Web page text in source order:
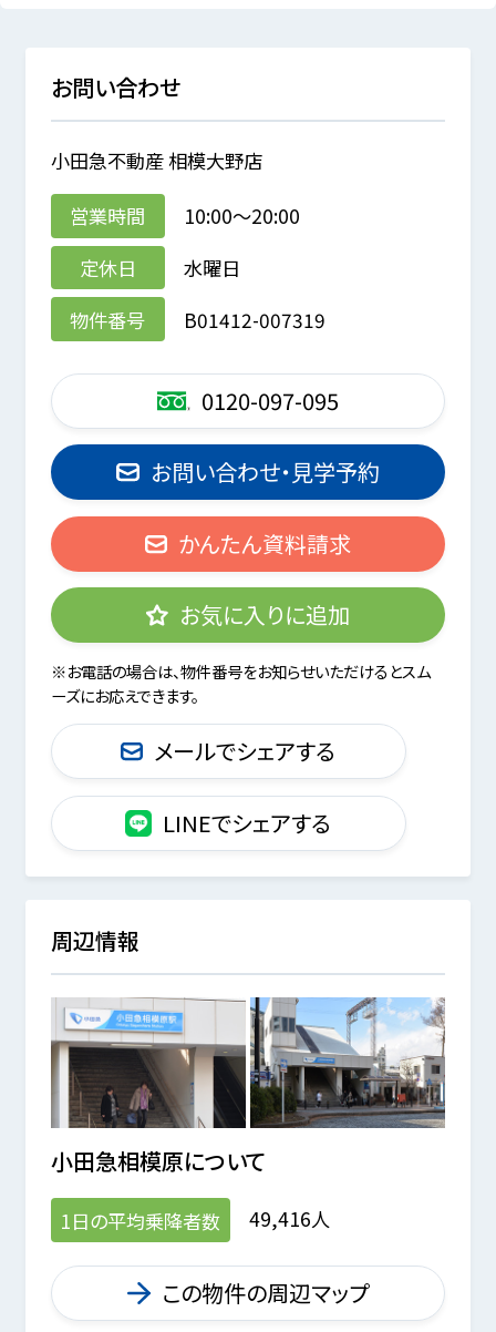
お問い合わせ
小田急不動産 相模大野店
営業時間
10:00～20:00
定休日
水曜日
物件番号
B01412-007319
0120-097-095
お問い合わせ・見学予約
かんたん資料請求
お気に入りに追加
※お電話の場合は、物件番号をお知らせいただけるとスム
ーズにお応えできます。
メールでシェアする
LINEでシェアする
周辺情報
小田急相模原について
1日の平均乗降者数 49,416人
この物件の周辺マップ